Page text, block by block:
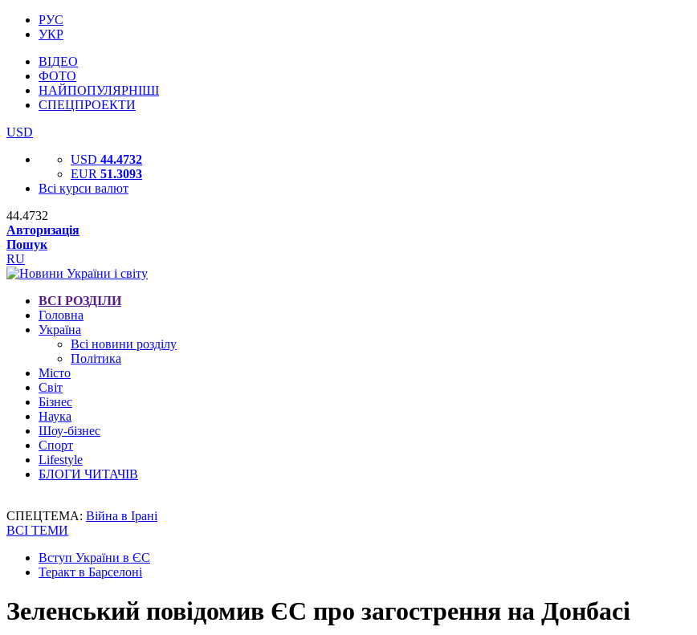
РУС
УКР
ВІДЕО
ФОТО
НАЙПОПУЛЯРНІШІ
СПЕЦПРОЕКТИ
USD
USD 44.4732
EUR 51.3093
Всі курси валют
44.4732
Авторизація
Пошук
RU
ВСІ РОЗДІЛИ
Головна
Україна
Всі новини розділу
Політика
Місто
Світ
Бізнес
Наука
Шоу-бізнес
Спорт
Lifestyle
БЛОГИ ЧИТАЧІВ
СПЕЦТЕМА: Війна в Ірані
ВСІ ТЕМИ
Вступ України в ЄС
Теракт в Барселоні
Зеленський повідомив ЄС про загострення на Донбасі